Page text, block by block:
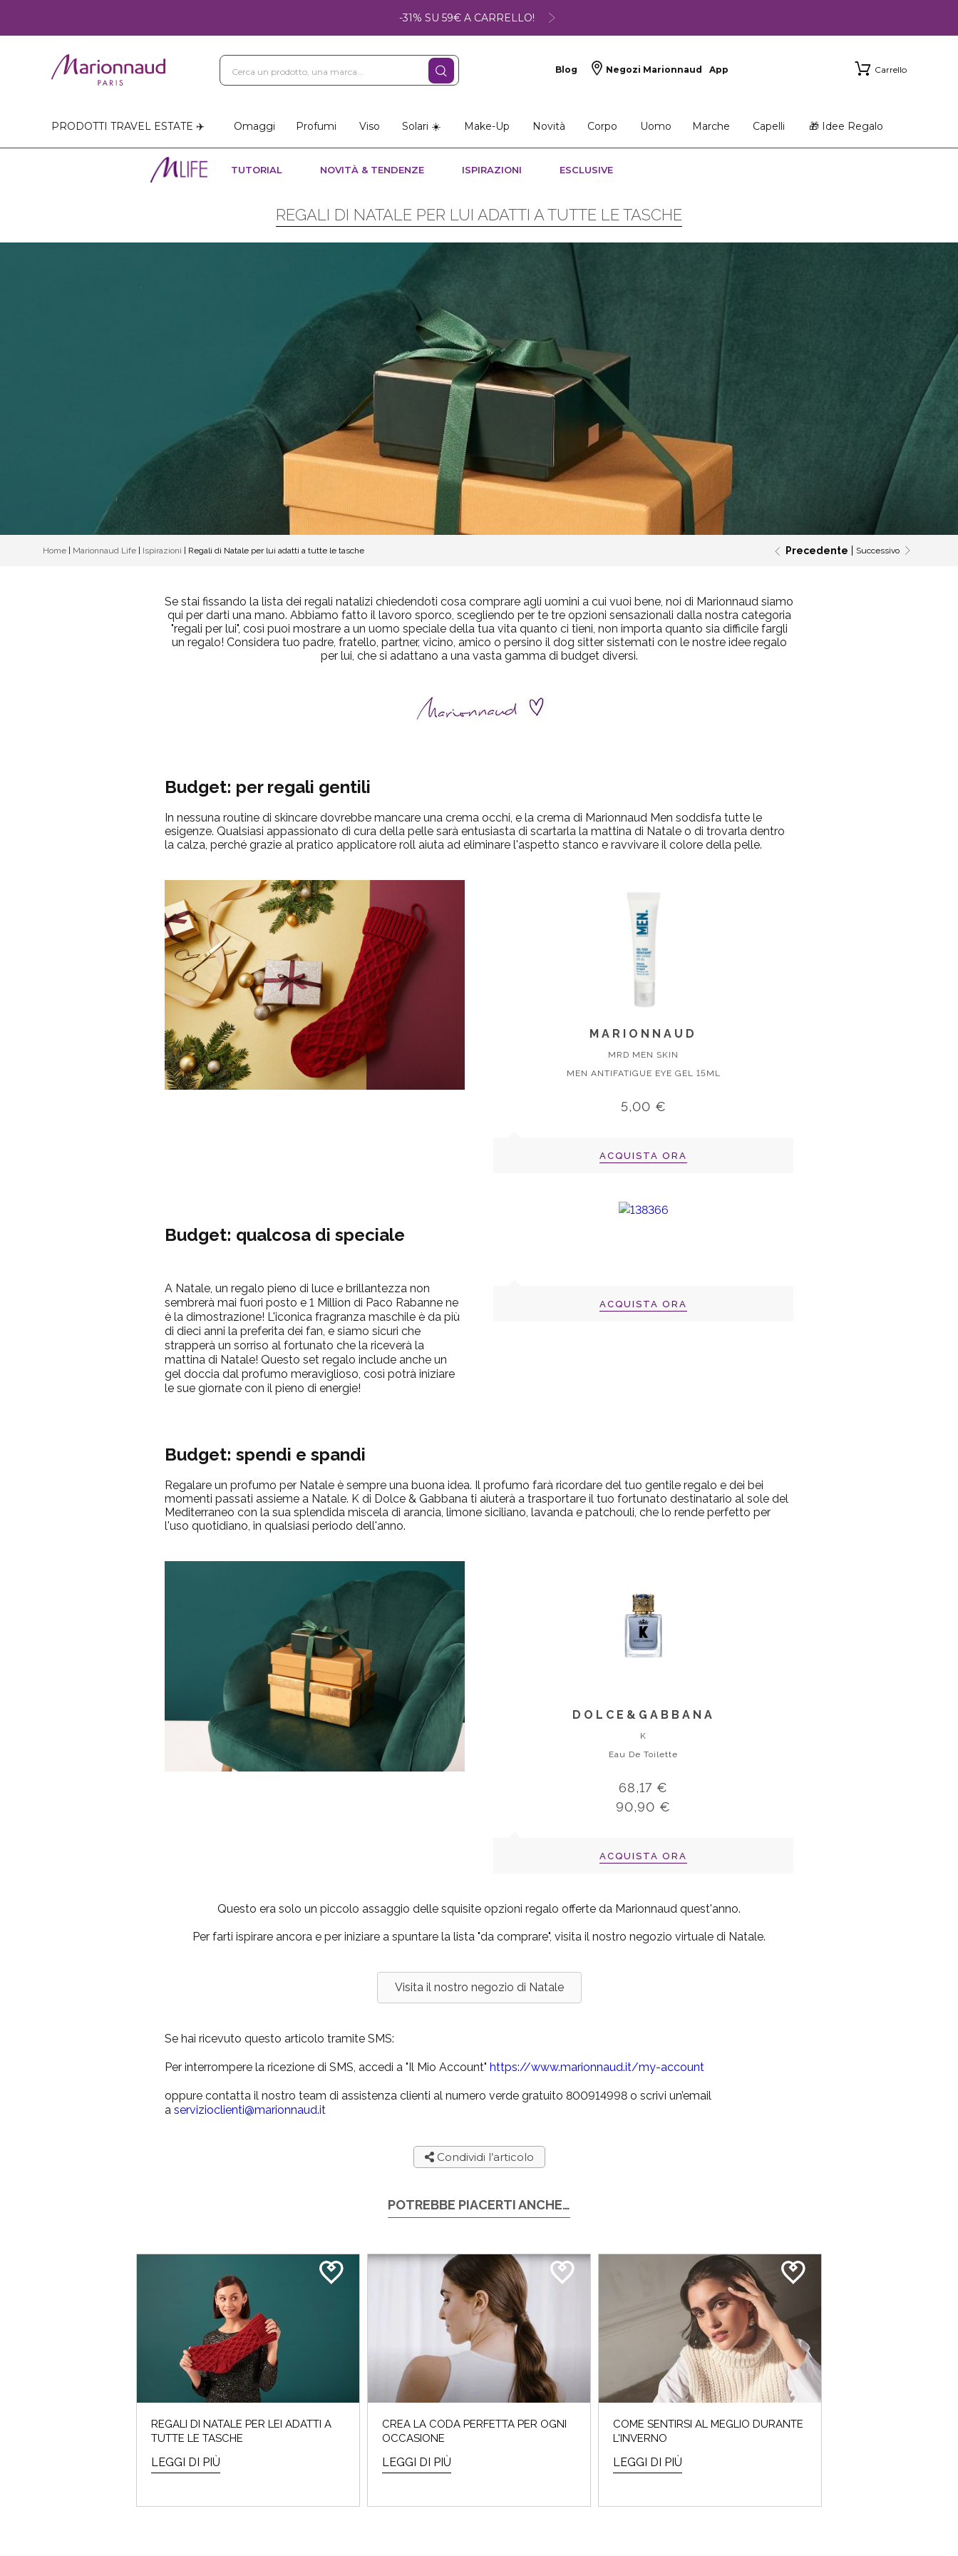
-31% SU 59€ A CARRELLO!
Blog Negozi Marionnaud App Carrello
PRODOTTI TRAVEL ESTATE ✈️ Omaggi Profumi Viso Solari ☀️ Make-Up Novità Corpo Uomo Marche Capelli 🎁 Idee Regalo
TUTORIAL NOVITÀ & TENDENZE ISPIRAZIONI ESCLUSIVE
REGALI DI NATALE PER LUI ADATTI A TUTTE LE TASCHE
Home Marionnaud Life Ispirazioni Regali di Natale per lui adatti a tutte le tasche Precedente Successivo
Se stai fissando la lista dei regali natalizi chiedendoti cosa comprare agli uomini a cui vuoi bene, noi di Marionnaud siamo
qui per darti una mano. Abbiamo fatto il lavoro sporco, scegliendo per te tre opzioni sensazionali dalla nostra categoria
"regali per lui", così puoi mostrare a un uomo speciale della tua vita quanto ci tieni, non importa quanto sia difficile fargli
un regalo! Considera tuo padre, fratello, partner, vicino, amico o persino il dog sitter sistemati con le nostre idee regalo
per lui, che si adattano a una vasta gamma di budget diversi.
Budget: per regali gentili
In nessuna routine di skincare dovrebbe mancare una crema occhi, e la crema di Marionnaud Men soddisfa tutte le
esigenze. Qualsiasi appassionato di cura della pelle sarà entusiasta di scartarla la mattina di Natale o di trovarla dentro
la calza, perché grazie al pratico applicatore roll aiuta ad eliminare l'aspetto stanco e ravvivare il colore della pelle.
MARIONNAUD
MRD MEN SKIN
MEN ANTIFATIGUE EYE GEL 15ML
5,00 €
ACQUISTA ORA
Budget: qualcosa di speciale
A Natale, un regalo pieno di luce e brillantezza non
sembrerà mai fuori posto e 1 Million di Paco Rabanne ne
è la dimostrazione! L'iconica fragranza maschile è da più
di dieci anni la preferita dei fan, e siamo sicuri che
strapperà un sorriso al fortunato che la riceverà la
mattina di Natale! Questo set regalo include anche un
gel doccia dal profumo meraviglioso, così potrà iniziare
le sue giornate con il pieno di energie!
ACQUISTA ORA
Budget: spendi e spandi
Regalare un profumo per Natale è sempre una buona idea. Il profumo farà ricordare del tuo gentile regalo e dei bei
momenti passati assieme a Natale. K di Dolce & Gabbana ti aiuterà a trasportare il tuo fortunato destinatario al sole del
Mediterraneo con la sua splendida miscela di arancia, limone siciliano, lavanda e patchouli, che lo rende perfetto per
l'uso quotidiano, in qualsiasi periodo dell'anno.
DOLCE&GABBANA
K
Eau De Toilette
68,17 €
90,90 €
ACQUISTA ORA
Questo era solo un piccolo assaggio delle squisite opzioni regalo offerte da Marionnaud quest'anno.
Per farti ispirare ancora e per iniziare a spuntare la lista "da comprare", visita il nostro negozio virtuale di Natale.
Visita il nostro negozio di Natale
Se hai ricevuto questo articolo tramite SMS:
Per interrompere la ricezione di SMS, accedi a "Il Mio Account" https://www.marionnaud.it/my-account
oppure contatta il nostro team di assistenza clienti al numero verde gratuito 800914998 o scrivi un’email
a servizioclienti@marionnaud.it
Condividi l’articolo
POTREBBE PIACERTI ANCHE…
REGALI DI NATALE PER LEI ADATTI A
TUTTE LE TASCHE
LEGGI DI PIÙ
CREA LA CODA PERFETTA PER OGNI
OCCASIONE
LEGGI DI PIÙ
COME SENTIRSI AL MEGLIO DURANTE
L'INVERNO
LEGGI DI PIÙ